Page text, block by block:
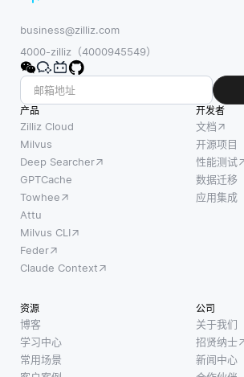
business@zilliz.com
4000-zilliz（4000945549）
产品
Zilliz Cloud
Milvus
Deep Searcher
GPTCache
Towhee
Attu
Milvus CLI
Feder
Claude Context
开发者
文档
开源项目
性能测试
数据迁移
应用集成
资源
博客
学习中心
常用场景
公司
关于我们
招贤纳士
新闻中心